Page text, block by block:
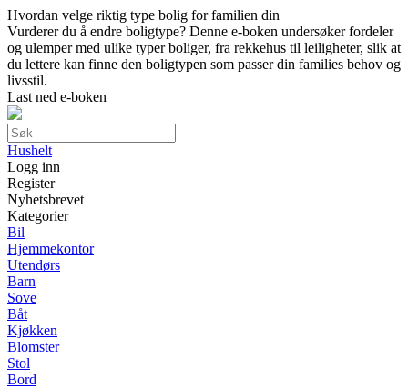
Hvordan velge riktig type bolig for familien din
Vurderer du å endre boligtype? Denne e-boken undersøker fordeler
og ulemper med ulike typer boliger, fra rekkehus til leiligheter, slik at
du lettere kan finne den boligtypen som passer din families behov og
livsstil.
Last ned e-boken
Hushelt
Logg inn
Register
Nyhetsbrevet
Kategorier
Bil
Hjemmekontor
Utendørs
Barn
Sove
Båt
Kjøkken
Blomster
Stol
Bord